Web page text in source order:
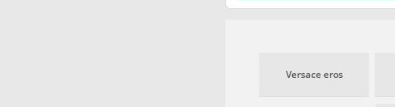
Versace eros